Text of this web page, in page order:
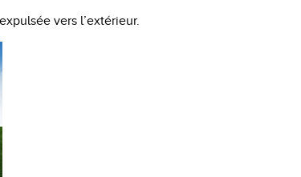
vers l’extérieur.